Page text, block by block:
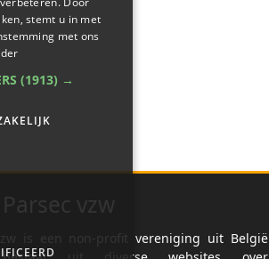
vzw is een non-profit vereniging uit België
stemt u in met
met ons
(1913) →